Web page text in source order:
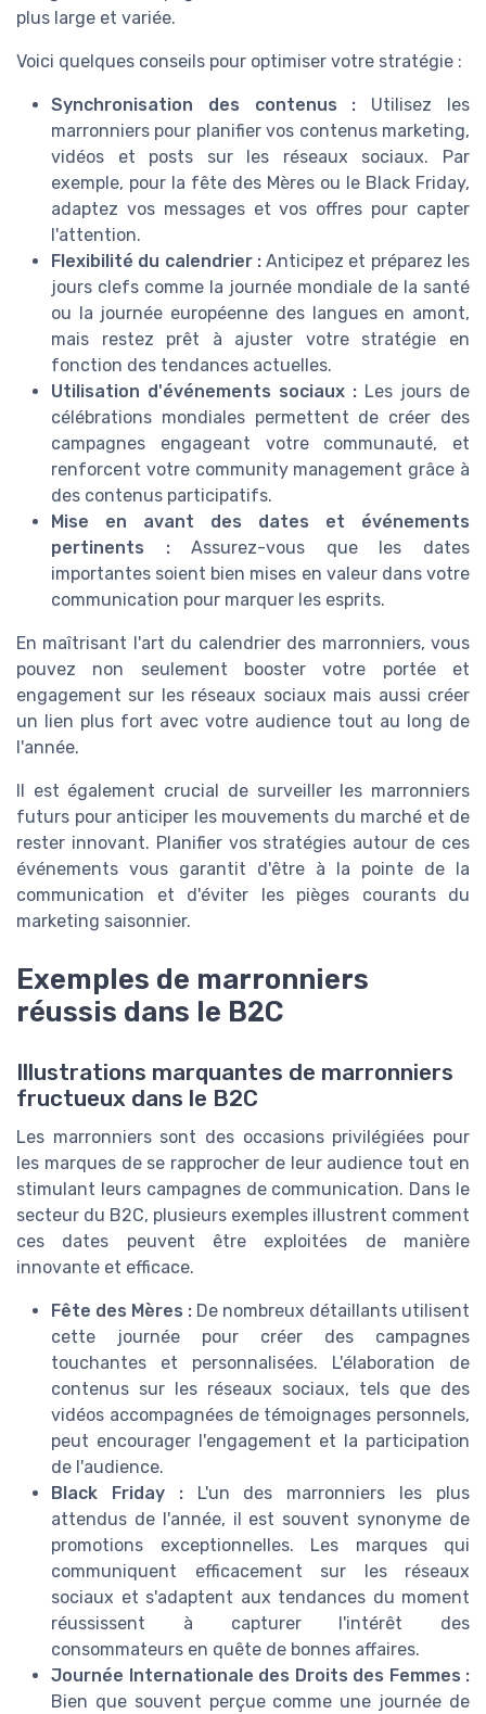
plus large et variée.
Voici quelques conseils pour optimiser votre stratégie :
Synchronisation des contenus : Utilisez les
marronniers pour planifier vos contenus marketing,
vidéos et posts sur les réseaux sociaux. Par
exemple, pour la fête des Mères ou le Black Friday,
adaptez vos messages et vos offres pour capter
l'attention.
Flexibilité du calendrier :Anticipez et préparez les
jours clefs comme la journée mondiale de la santé
ou la journée européenne des langues en amont,
mais restez prêt à ajuster votre stratégie en
fonction des tendances actuelles.
Utilisation d'événements sociaux : Les jours de
célébrations mondiales permettent de créer des
campagnes engageant votre communauté, et
renforcent votre community management grâce à
des contenus participatifs.
Mise en avant des dates et événements
pertinents :Assurez-vous que les dates
importantes soient bien mises en valeur dans votre
communication pour marquer les esprits.
En maîtrisant l'art du calendrier des marronniers, vous
pouvez non seulement booster votre portée et
engagement sur les réseaux sociaux mais aussi créer
un lien plus fort avec votre audience tout au long de
l'année.
Il est également crucial de surveiller les marronniers
futurs pour anticiper les mouvements du marché et de
rester innovant. Planifier vos stratégies autour de ces
événements vous garantit d'être à la pointe de la
communication et d'éviter les pièges courants du
marketing saisonnier.
Exemples de marronniers
réussis dans le B2C
Illustrations marquantes de marronniers
fructueux dans le B2C
Les marronniers sont des occasions privilégiées pour
les marques de se rapprocher de leur audience tout en
stimulant leurs campagnes de communication. Dans le
secteur du B2C, plusieurs exemples illustrent comment
ces dates peuvent être exploitées de manière
innovante et efficace.
Fête des Mères : De nombreux détaillants utilisent
cette journée pour créer des campagnes
touchantes et personnalisées. L'élaboration de
contenus sur les réseaux sociaux, tels que des
vidéos accompagnées de témoignages personnels,
peut encourager l'engagement et la participation
de l'audience.
Black Friday :L'un des marronniers les plus
attendus de l'année, il est souvent synonyme de
promotions exceptionnelles. Les marques qui
communiquent efficacement sur les réseaux
sociaux et s'adaptent aux tendances du moment
réussissent à capturer l'intérêt des
consommateurs en quête de bonnes affaires.
Journée Internationale des Droits des Femmes :
Bien que souvent perçue comme une journée de